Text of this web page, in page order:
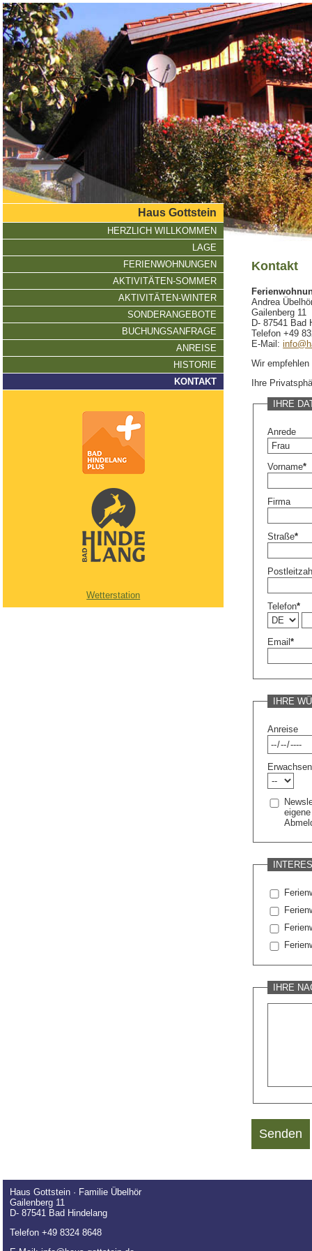
direkt zur Navigation
direkt zum Inhalt
Haus Gottstein
HERZLICH WILLKOMMEN
LAGE
FERIENWOHNUNGEN
AKTIVITÄTEN-SOMMER
AKTIVITÄTEN-WINTER
SONDERANGEBOTE
BUCHUNGSANFRAGE
ANREISE
HISTORIE
KONTAKT
Wetterstation
Kontakt
Andrea
Gailenberg 11
D- 87541 Bad
Telefon +49
E-Mail:
Wir
Ihre
IHRE
Anrede
Vorname*
Firma
Straße*
Telefon*
Email*
IHRE
Anreise
IHRE
Senden
Haus Gottstein · Familie Übelhör
Gailenberg 11
D- 87541 Bad Hindelang
Telefon +49 8324 8648